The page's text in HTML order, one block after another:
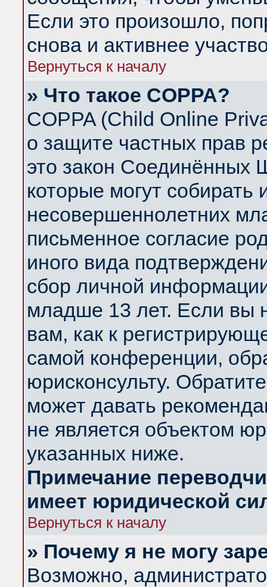
Если это произошло,
снова и активнее
Вернуться к началу
» Что такое COPPA?
COPPA (Child Online
о защите частных прав
это закон Соединённых
которые могут
несовершеннолетних
письменное согласие
иного вида
сбор личной
младше 13 лет. Если вы
вам, как к
самой конференции,
юрисконсульту.
может давать
не является объектом
указанных ниже.
Примечание
имеет юридической
Вернуться к началу
» Почему я не могу
Возможно,